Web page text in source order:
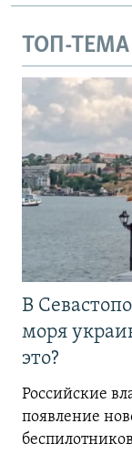
ТОП-ТЕМА
В
моря
это?
Российские
появление
беспилотников